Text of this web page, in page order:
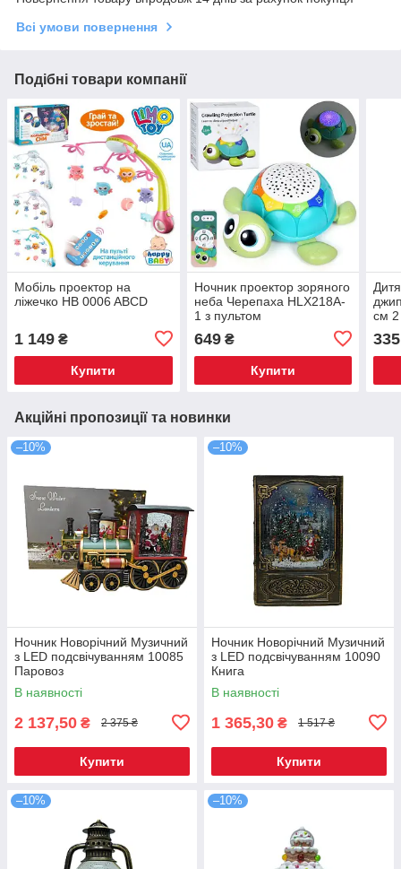
Всі умови повернення
Подібні товари компанії
Мобіль проектор на
ліжечко HB 0006 ABCD
1 149 ₴
Купити
Ночник проектор зоряного
неба Черепаха HLX218A-
1 з пультом
649₴
Купити
см 2
335
Акційні пропозиції та новинки
–10%
Ночник Новорічний Музичний
з LED подсвічуванням 10085
Паровоз
В наявності
2 137,50 ₴ 2 375 ₴
Купити
–10%
Ночник Новорічний Музичний
з LED подсвічуванням 10090
Книга
В наявності
1 365,30 ₴ 1 517 ₴
Купити
–10% –10%